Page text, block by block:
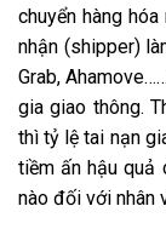
chuyển hàng
nhận (shipper)
Grab,
gia giao thông.
thì tỷ lệ tai nạn
tiềm ấn hậu quả
nào đối với nhân